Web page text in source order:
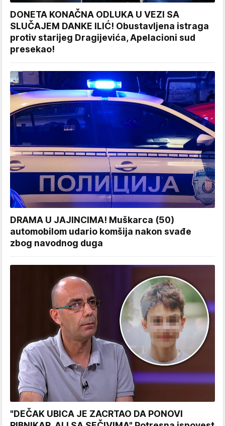
DONETA KONAČNA ODLUKA U VEZI SA
SLUČAJEM DANKE ILIĆ! Obustavljena istraga
protiv starijeg Dragijevića, Apelacioni sud
presekao!
DRAMA U JAJINCIMA! Muškarca (50)
automobilom udario komšija nakon svađe
zbog navodnog duga
"DEČAK UBICA JE ZACRTAO DA PONOVI